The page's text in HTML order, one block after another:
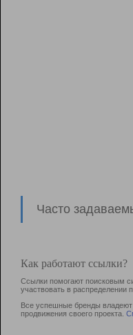
Часто
Как работают ссылки?
Ссылки помогают поисковым
участвовать в раcпределении
Все успешные бренды владеют
продвижения своего проекта.